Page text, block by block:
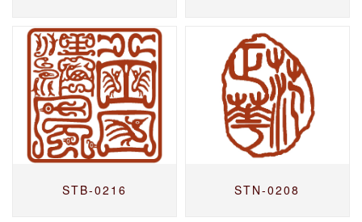
STB-0216 STN-0208